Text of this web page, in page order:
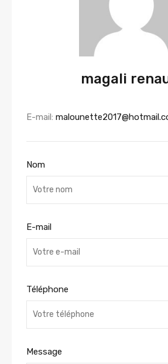
magali
E-mail:
Nom
E-mail
Téléphone
Message